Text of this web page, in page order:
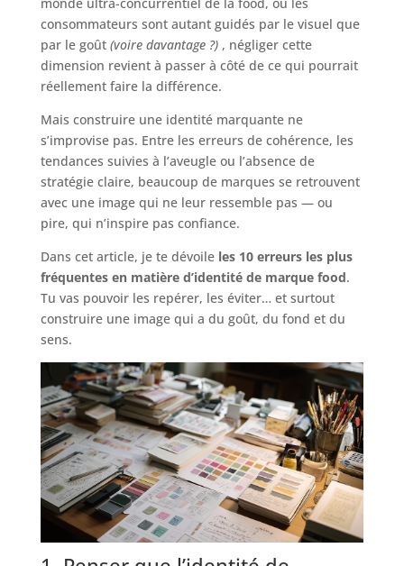
consommateurs sont autant guidés par le visuel que
par le goût (voire davantage ?), négliger cette
dimension revient à passer à côté de ce qui pourrait
réellement faire la différence.
Mais construire une identité marquante ne
s’improvise pas. Entre les erreurs de cohérence, les
tendances suivies à l’aveugle ou l’absence de
stratégie claire, beaucoup de marques se retrouvent
avec une image qui ne leur ressemble pas — ou
pire, qui n’inspire pas confiance.
Dans cet article, je te dévoile les 10 erreurs les plus
fréquentes en matière d’identité de marque food.
Tu vas pouvoir les repérer, les éviter… et surtout
construire une image qui a du goût, du fond et du
sens.